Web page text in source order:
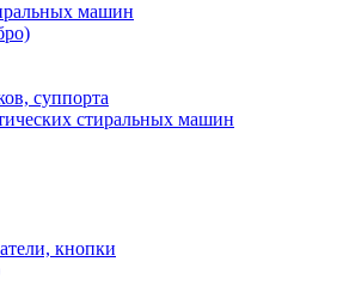
машин
суппорта
стиральных машин
кнопки